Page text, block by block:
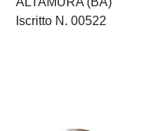
Iscritto N. 00522